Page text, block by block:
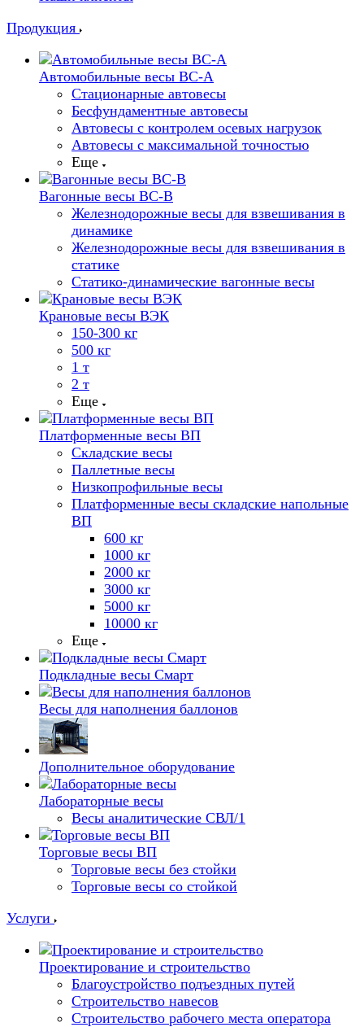
Продукция
Автомобильные весы ВС-А
Стационарные автовесы
Бесфундаментные автовесы
Автовесы с контролем осевых нагрузок
Автовесы с максимальной точностью
Еще
Вагонные весы ВС-В
Железнодорожные весы для взвешивания в
динамике
Железнодорожные весы для взвешивания в
статике
Статико-динамические вагонные весы
Крановые весы ВЭК
150-300 кг
500 кг
1 т
2 т
Еще
Платформенные весы ВП
Складские весы
Паллетные весы
Низкопрофильные весы
Платформенные весы складские напольные
ВП
600 кг
1000 кг
2000 кг
3000 кг
5000 кг
10000 кг
Еще
Подкладные весы Смарт
Весы для наполнения баллонов
Дополнительное оборудование
Лабораторные весы
Весы аналитические СВЛ/1
Торговые весы ВП
Торговые весы без стойки
Торговые весы со стойкой
Услуги
Проектирование и строительство
Благоустройство подъездных путей
Строительство навесов
Строительство рабочего места оператора